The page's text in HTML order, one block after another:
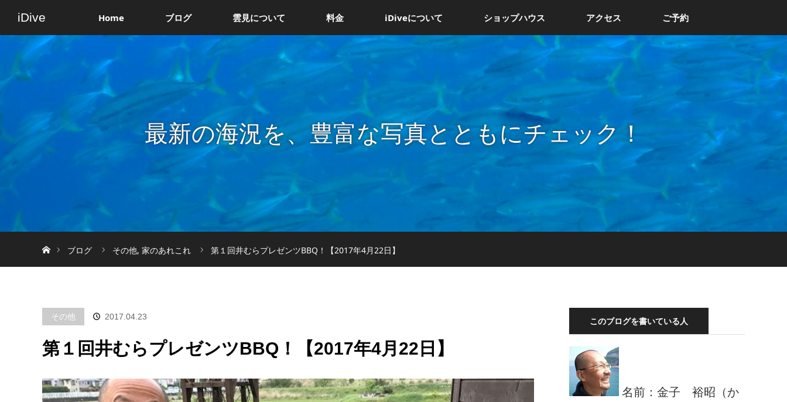
iDive Home ブログ 雲見について 料金 iDiveについて ショップハウス アクセス ご予約
最新の海況を、豊富な写真とともにチェック！
ブログ
その他, 家のあれこれ 第１回井むらプレゼンツBBQ！【2017年4月22日】
その他 2017.04.23
第１回井むらプレゼンツBBQ！【2017年4月22日】
このブログを書いている人
名前：金子 裕昭（か